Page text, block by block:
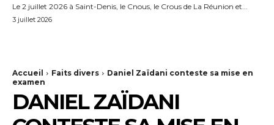
Le 2 juillet 2026 à Saint-Denis, le Cnous, le Crous de La Réunion et...
3 juillet 2026